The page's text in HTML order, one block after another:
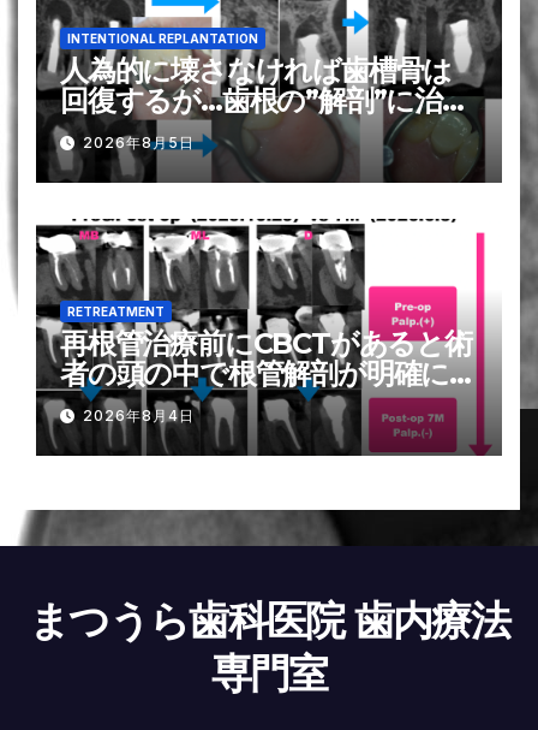
INTENTIONAL REPLANTATION
人為的に壊さなければ歯槽骨は
回復するが…歯根の”解剖”に治療
は勝てるのか？〜#13
Intentional Replantation 1yr
recall
2026年8月5日
RETREATMENT
再根管治療前にCBCTがあると術
者の頭の中で根管解剖が明確にな
る〜#19 Re-RCTとその7M
recall
2026年8月4日
まつうら歯科医院 歯内療法
専門室